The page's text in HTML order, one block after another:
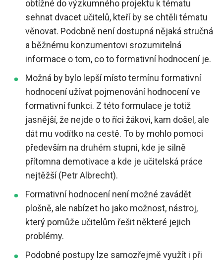
obtížné do výzkumného projektu k tématu
sehnat dvacet učitelů, kteří by se chtěli tématu
věnovat. Podobně není dostupná nějaká stručná
a běžnému konzumentovi srozumitelná
informace o tom, co to formativní hodnocení je.
Možná by bylo lepší místo termínu formativní
hodnocení užívat pojmenování hodnocení ve
formativní funkci. Z této formulace je totiž
jasnější, že nejde o to říci žákovi, kam došel, ale
dát mu vodítko na cestě. To by mohlo pomoci
především na druhém stupni, kde je silně
přítomna demotivace a kde je učitelská práce
nejtěžší (Petr Albrecht).
Formativní hodnocení není možné zavádět
plošně, ale nabízet ho jako možnost, nástroj,
který pomůže učitelům řešit některé jejich
problémy.
Podobné postupy lze samozřejmě využít i při